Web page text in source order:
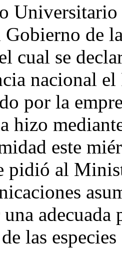
de
cual se
nacional
por la
hizo
este
pidió al
las especies